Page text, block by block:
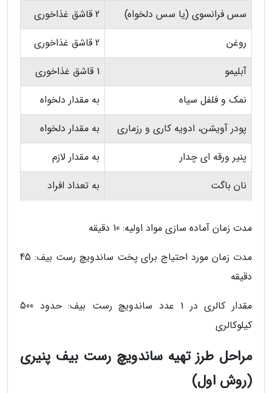
سس فرانسوی (یا سس دلخواه)
2 قاشق غذاخوری
روغن
2 قاشق غذاخوری
آبلیمو
1 قاشق غذاخوری
نمک و فلفل سیاه
به مقدار دلخواه
پودر آویشن، ادویه کاری و رزماری
به مقدار دلخواه
پنیر ورقه ای چدار
به مقدار لازم
نان باگت
به تعداد افراد
مدت زمان آماده سازی مواد اولیه: 10 دقیقه
مدت زمان مورد احتیاج برای پخت ساندویچ رست بیف: 45
دقیقه
مقدار کالری در 1 عدد ساندویچ رست بیف: حدود 500
کیلوکالری
مراحل طرز تهیه ساندویچ رست بیف پنیری
(روش اول)